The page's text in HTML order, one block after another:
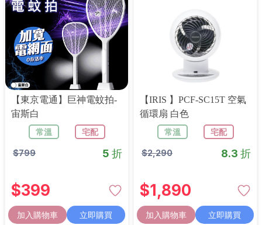
最近搜尋
清除所有記錄
【東京電通】巨神電蚊拍-
宙斯白
常溫
宅配
$799 5 折
$399
加入購物車 立即購買
【IRIS 】PCF-SC15T 空氣
循環扇 白色
常溫
宅配
$2,290 8.3 折
$1,890
加入購物車 立即購買